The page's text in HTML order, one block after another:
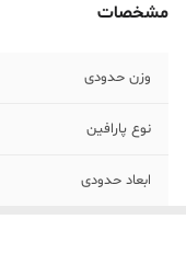
مشخصات
وزن حدودی
نوع پارافین
ابعاد حدودی